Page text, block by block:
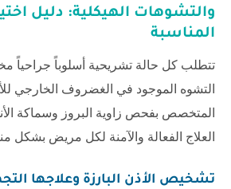
والتشوهات الهيكلية: دليل
المناسبة
تتطلب كل حالة تشريحية أسلوباً جراحياً
التشوه الموجود في الغضروف الخارجي
المتخصص بفحص زاوية البروز وسماكة
العلاج الفعالة والآمنة لكل مريض بشكل
تشخيص الأذن البارزة وعلاجها